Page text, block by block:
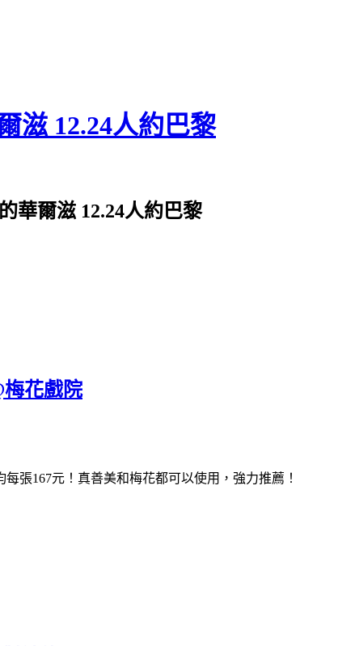
滋 12.24人約巴黎
華爾滋 12.24人約巴黎
梅花戲院
張167元！真善美和梅花都可以使用，強力推薦！